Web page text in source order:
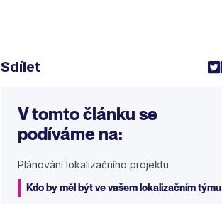
Sdílet
V tomto článku se
podíváme na:
Plánování lokalizačního projektu
Kdo by měl být ve vašem lokalizačním týmu